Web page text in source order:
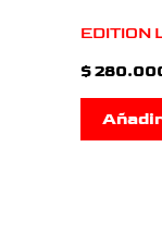
EDITION
$